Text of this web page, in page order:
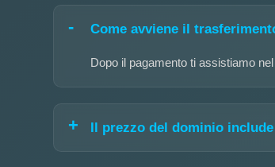
Come avviene il
Dopo il pagamento ti assistiamo
Il prezzo del dominio